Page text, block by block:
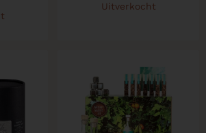
Uitverkocht